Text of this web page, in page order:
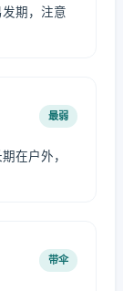
期，注意
最弱
在户外，
带伞